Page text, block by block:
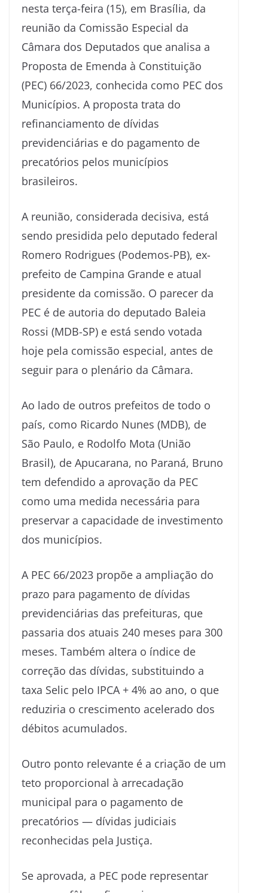
nesta terça-feira (15), em Brasília, da
reunião da Comissão Especial da
Câmara dos Deputados que analisa a
Proposta de Emenda à Constituição
(PEC) 66/2023, conhecida como PEC dos
Municípios. A proposta trata do
refinanciamento de dívidas
previdenciárias e do pagamento de
precatórios pelos municípios
brasileiros.
A reunião, considerada decisiva, está
sendo presidida pelo deputado federal
Romero Rodrigues (Podemos-PB), ex-
prefeito de Campina Grande e atual
presidente da comissão. O parecer da
PEC é de autoria do deputado Baleia
Rossi (MDB-SP) e está sendo votada
hoje pela comissão especial, antes de
seguir para o plenário da Câmara.
Ao lado de outros prefeitos de todo o
país, como Ricardo Nunes (MDB), de
São Paulo, e Rodolfo Mota (União
Brasil), de Apucarana, no Paraná, Bruno
tem defendido a aprovação da PEC
como uma medida necessária para
preservar a capacidade de investimento
dos municípios.
A PEC 66/2023 propõe a ampliação do
prazo para pagamento de dívidas
previdenciárias das prefeituras, que
passaria dos atuais 240 meses para 300
meses. Também altera o índice de
correção das dívidas, substituindo a
taxa Selic pelo IPCA + 4% ao ano, o que
reduziria o crescimento acelerado dos
débitos acumulados.
Outro ponto relevante é a criação de um
teto proporcional à arrecadação
municipal para o pagamento de
precatórios — dívidas judiciais
reconhecidas pela Justiça.
Se aprovada, a PEC pode representar